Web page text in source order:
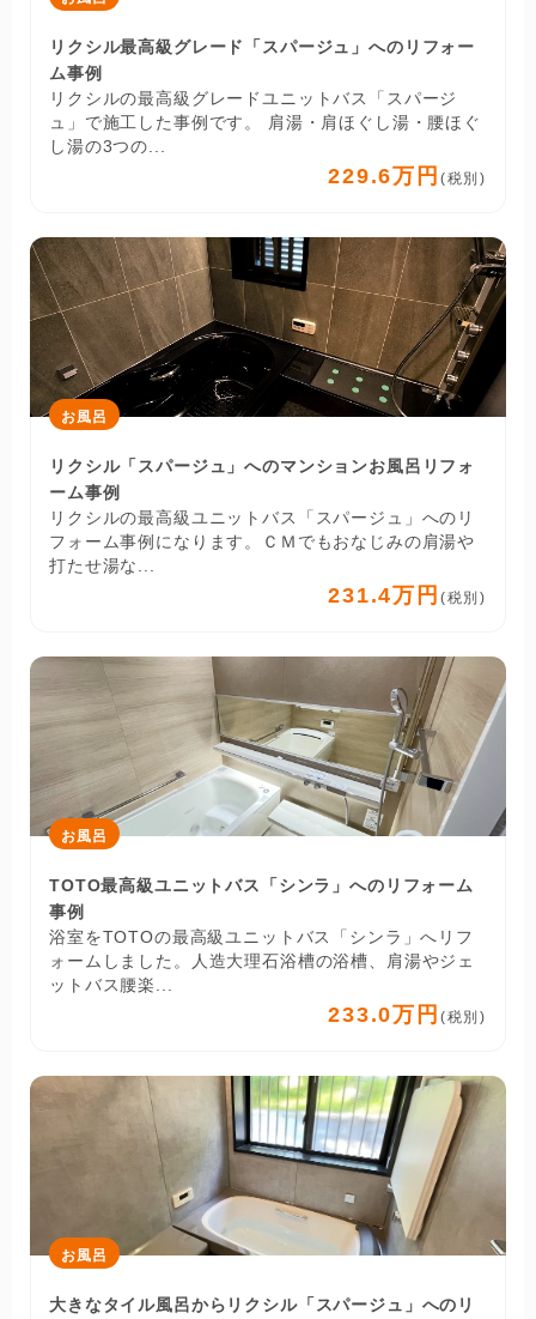
リクシル最高級グレード「スパージュ」へのリフォー
ム事例
リクシルの最高級グレードユニットバス「スパージ
ュ」で施工した事例です。 肩湯・肩ほぐし湯・腰ほぐ
し湯の3つの...
229.6万円 (税別)
お風呂
リクシル「スパージュ」へのマンションお風呂リフォ
ーム事例
リクシルの最高級ユニットバス「スパージュ」へのリ
フォーム事例になります。ＣＭでもおなじみの肩湯や
打たせ湯な...
231.4万円 (税別)
お風呂
TOTO最高級ユニットバス「シンラ」へのリフォーム
事例
浴室をTOTOの最高級ユニットバス「シンラ」へリフ
ォームしました。人造大理石浴槽の浴槽、肩湯やジェ
ットバス腰楽...
233.0万円 (税別)
お風呂
大きなタイル風呂からリクシル「スパージュ」へのリ